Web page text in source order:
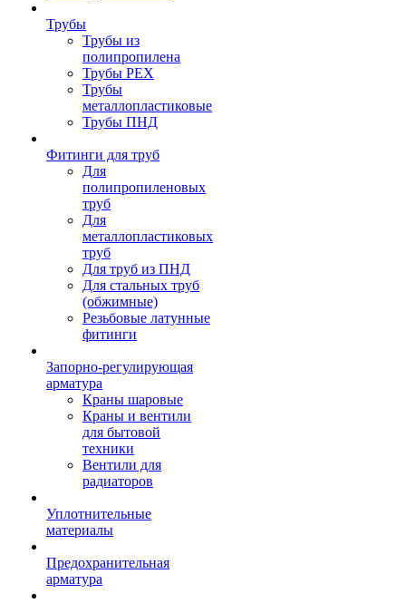
Трубы
Трубы из
полипропилена
Трубы PEX
Трубы
металлопластиковые
Трубы ПНД
Фитинги для труб
Для
полипропиленовых
труб
Для
металлопластиковых
труб
Для труб из ПНД
Для стальных труб
(обжимные)
Резьбовые латунные
фитинги
Запорно-регулирующая
арматура
Краны шаровые
Краны и вентили
для бытовой
техники
Вентили для
радиаторов
Уплотнительные
материалы
Предохранительная
арматура